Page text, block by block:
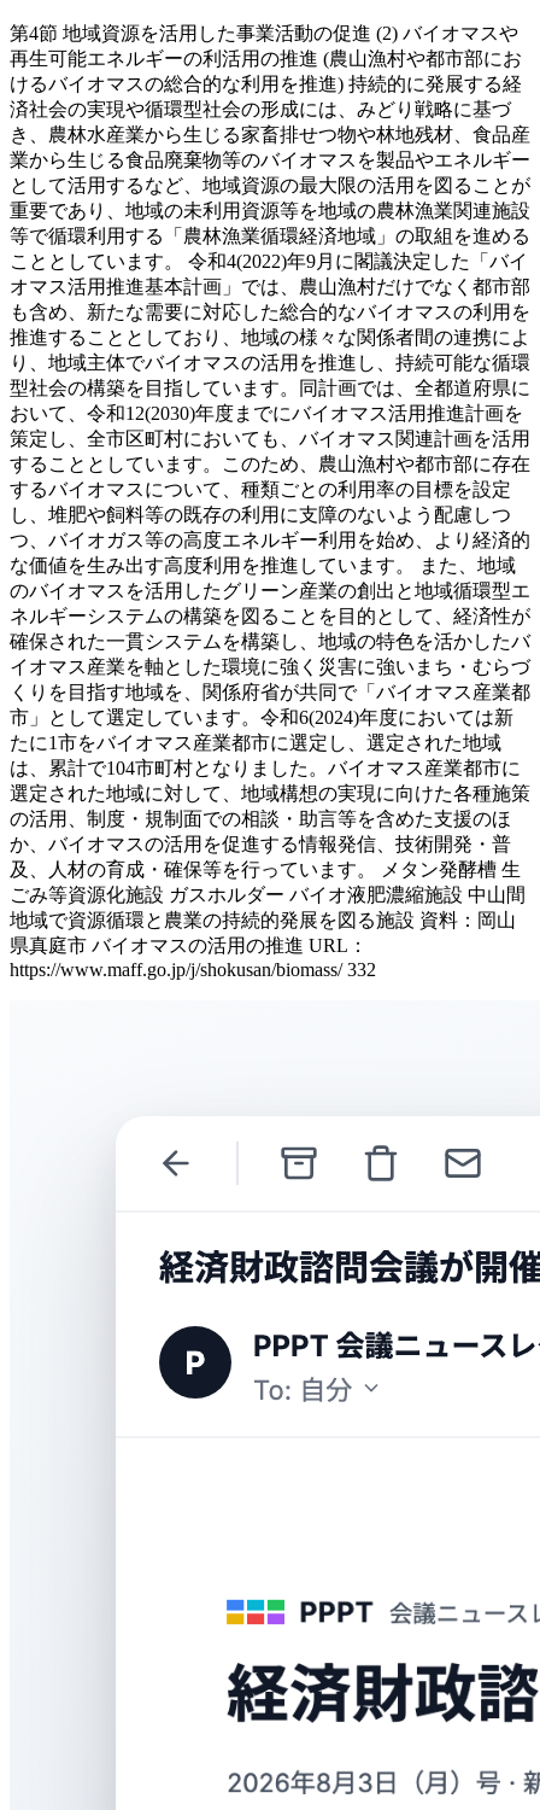
第4節 地域資源を活用した事業活動の促進 (2) バイオマスや
再生可能エネルギーの利活用の推進 (農山漁村や都市部にお
けるバイオマスの総合的な利用を推進) 持続的に発展する経
済社会の実現や循環型社会の形成には、みどり戦略に基づ
き、農林水産業から生じる家畜排せつ物や林地残材、食品産
業から生じる食品廃棄物等のバイオマスを製品やエネルギー
として活用するなど、地域資源の最大限の活用を図ることが
重要であり、地域の未利用資源等を地域の農林漁業関連施設
等で循環利用する「農林漁業循環経済地域」の取組を進める
こととしています。 令和4(2022)年9月に閣議決定した「バイ
オマス活用推進基本計画」では、農山漁村だけでなく都市部
も含め、新たな需要に対応した総合的なバイオマスの利用を
推進することとしており、地域の様々な関係者間の連携によ
り、地域主体でバイオマスの活用を推進し、持続可能な循環
型社会の構築を目指しています。同計画では、全都道府県に
おいて、令和12(2030)年度までにバイオマス活用推進計画を
策定し、全市区町村においても、バイオマス関連計画を活用
することとしています。このため、農山漁村や都市部に存在
するバイオマスについて、種類ごとの利用率の目標を設定
し、堆肥や飼料等の既存の利用に支障のないよう配慮しつ
つ、バイオガス等の高度エネルギー利用を始め、より経済的
な価値を生み出す高度利用を推進しています。 また、地域
のバイオマスを活用したグリーン産業の創出と地域循環型エ
ネルギーシステムの構築を図ることを目的として、経済性が
確保された一貫システムを構築し、地域の特色を活かしたバ
イオマス産業を軸とした環境に強く災害に強いまち・むらづ
くりを目指す地域を、関係府省が共同で「バイオマス産業都
市」として選定しています。令和6(2024)年度においては新
たに1市をバイオマス産業都市に選定し、選定された地域
は、累計で104市町村となりました。バイオマス産業都市に
選定された地域に対して、地域構想の実現に向けた各種施策
の活用、制度・規制面での相談・助言等を含めた支援のほ
か、バイオマスの活用を促進する情報発信、技術開発・普
及、人材の育成・確保等を行っています。 メタン発酵槽 生
ごみ等資源化施設 ガスホルダー バイオ液肥濃縮施設 中山間
地域で資源循環と農業の持続的発展を図る施設 資料：岡山
県真庭市 バイオマスの活用の推進 URL：
https://www.maff.go.jp/j/shokusan/biomass/ 332